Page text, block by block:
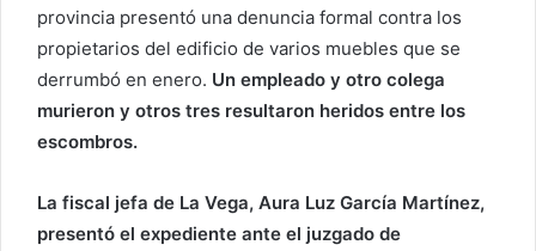
u
n
c
o
provincia presentó una denuncia formal contra los
propietarios del edificio de varios muebles que se
derrumbó en enero. Un empleado y otro colega
murieron y otros tres resultaron heridos entre los
escombros.
La fiscal jefa de La Vega, Aura Luz García Martínez,
presentó el expediente ante el juzgado de